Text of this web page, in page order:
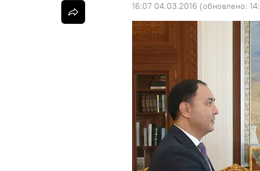
16:07 04.03.2016 (обновлено: